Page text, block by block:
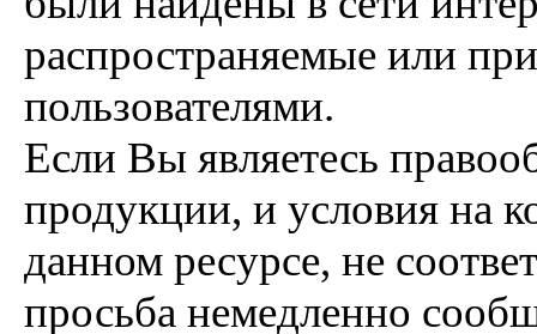
распространяемые или
пользователями.
Если Вы являетесь
продукции, и условия на
данном ресурсе, не
просьба немедленно